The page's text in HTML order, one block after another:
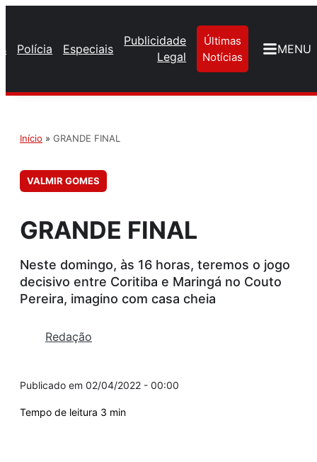
Polícia Especiais
Publicidade
Legal
Últimas
Notícias
MENU
Início » GRANDE FINAL
VALMIR GOMES
GRANDE FINAL
Neste domingo, às 16 horas, teremos o jogo
decisivo entre Coritiba e Maringá no Couto
Pereira, imagino com casa cheia
Redação
02/04/2022 - 00:00